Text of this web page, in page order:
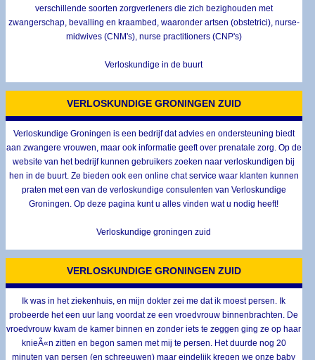
verschillende soorten zorgverleners die zich bezighouden met
zwangerschap, bevalling en kraambed, waaronder artsen (obstetrici), nurse-
midwives (CNM's), nurse practitioners (CNP's)
Verloskundige in de buurt
VERLOSKUNDIGE GRONINGEN ZUID
Verloskundige Groningen is een bedrijf dat advies en ondersteuning biedt
aan zwangere vrouwen, maar ook informatie geeft over prenatale zorg. Op de
website van het bedrijf kunnen gebruikers zoeken naar verloskundigen bij
hen in de buurt. Ze bieden ook een online chat service waar klanten kunnen
praten met een van de verloskundige consulenten van Verloskundige
Groningen. Op deze pagina kunt u alles vinden wat u nodig heeft!
Verloskundige groningen zuid
VERLOSKUNDIGE GRONINGEN ZUID
Ik was in het ziekenhuis, en mijn dokter zei me dat ik moest persen. Ik
probeerde het een uur lang voordat ze een vroedvrouw binnenbrachten. De
vroedvrouw kwam de kamer binnen en zonder iets te zeggen ging ze op haar
knieÃ«n zitten en begon samen met mij te persen. Het duurde nog 20
minuten van persen (en schreeuwen) maar eindelijk kregen we onze baby